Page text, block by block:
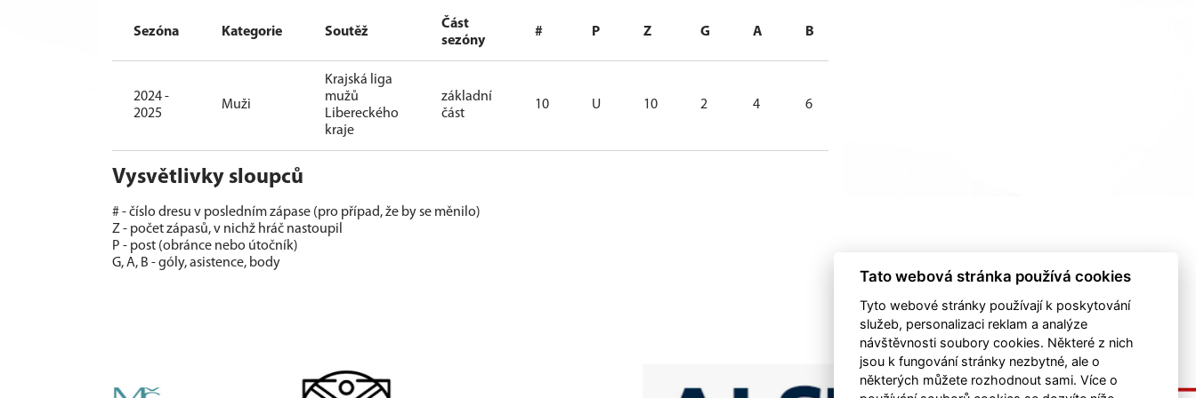
Sezóna Kategorie Soutěž
Část
sezóny
# P Z G A B
2024 -
2025
Muži
Krajská liga
mužů
Libereckého
kraje
základní
část
10 U 10 2 4 6
Vysvětlivky sloupců
# - číslo dresu v posledním zápase (pro případ, že by se měnilo)
Z - počet zápasů, v nichž hráč nastoupil
P - post (obránce nebo útočník)
G, A, B - góly, asistence, body
Tato webová stránka používá cookies
Tyto webové stránky používají k poskytování
služeb, personalizaci reklam a analýze
návštěvnosti soubory cookies. Některé z nich
jsou k fungování stránky nezbytné, ale o
některých můžete rozhodnout sami. Více o